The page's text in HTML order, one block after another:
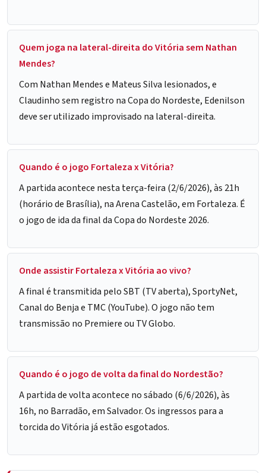
Quem joga na lateral-direita do Vitória sem Nathan
Mendes?
Com Nathan Mendes e Mateus Silva lesionados, e
Claudinho sem registro na Copa do Nordeste, Edenilson
deve ser utilizado improvisado na lateral-direita.
Quando é o jogo Fortaleza x Vitória?
A partida acontece nesta terça-feira (2/6/2026), às 21h
(horário de Brasília), na Arena Castelão, em Fortaleza. É
o jogo de ida da final da Copa do Nordeste 2026.
Onde assistir Fortaleza x Vitória ao vivo?
A final é transmitida pelo SBT (TV aberta), SportyNet,
Canal do Benja e TMC (YouTube). O jogo não tem
transmissão no Premiere ou TV Globo.
Quando é o jogo de volta da final do Nordestão?
A partida de volta acontece no sábado (6/6/2026), às
16h, no Barradão, em Salvador. Os ingressos para a
torcida do Vitória já estão esgotados.